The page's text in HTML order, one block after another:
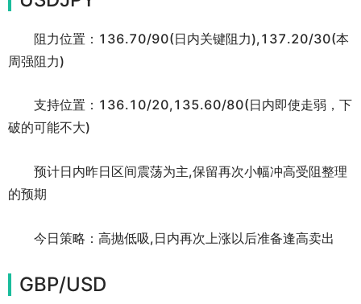
阻力位置：136.70/90(日内关键阻力),137.20/30(本
周强阻力)
支持位置：136.10/20,135.60/80(日内即使走弱，下
破的可能不大)
预计日内昨日区间震荡为主,保留再次小幅冲高受阻整理
的预期
今日策略：高抛低吸,日内再次上涨以后准备逢高卖出
GBP/USD